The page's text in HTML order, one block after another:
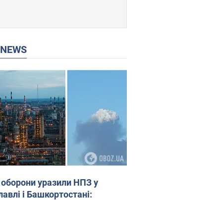
NEWS
уразили НПЗ у
і Башкортостані: